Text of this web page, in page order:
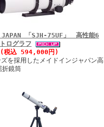
JAPAN 「SJH-75UF」 高性能6
ログラフ
税込 594,000円)
ズを採用したメイドインジャパン高
折鏡筒